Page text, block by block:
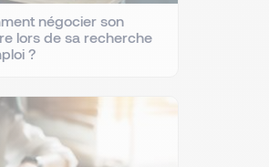
négocier son
lors de sa recherche
?